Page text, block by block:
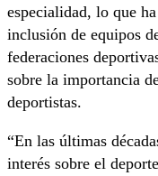
especialidad, lo que
inclusión de equipos
federaciones
sobre la importancia
deportistas.
“En las últimas
interés sobre el